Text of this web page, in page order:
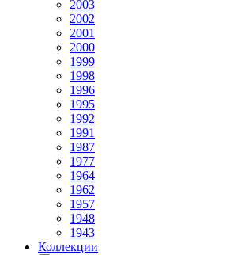
2003
2002
2001
2000
1999
1998
1996
1995
1992
1991
1987
1977
1964
1962
1957
1948
1943
Коллекции